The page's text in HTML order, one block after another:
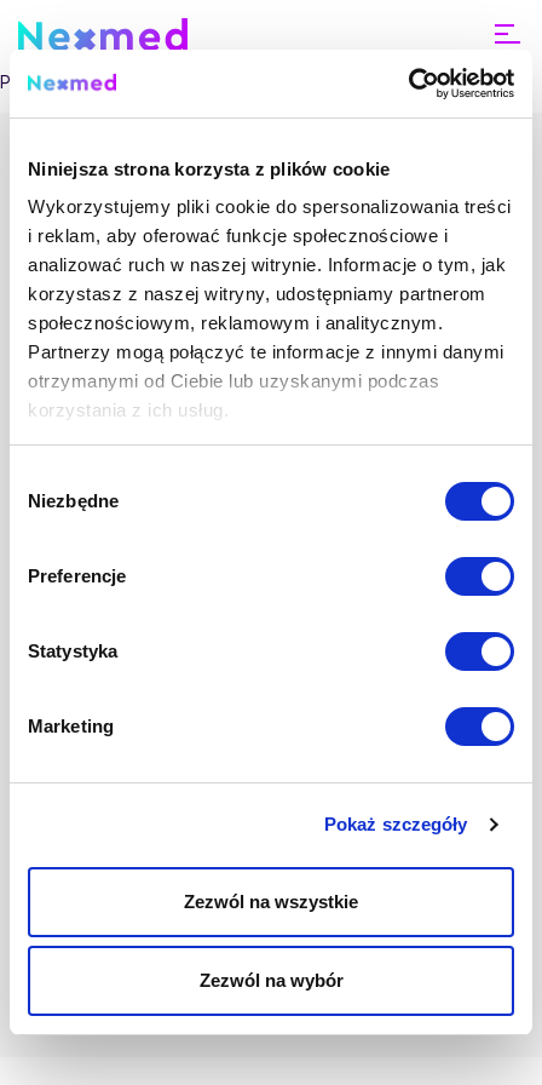
Niniejsza strona korzysta z plików cookie
Wykorzystujemy pliki cookie do spersonalizowania treści
i reklam, aby oferować funkcje społecznościowe i
analizować ruch w naszej witrynie. Informacje o tym, jak
korzystasz z naszej witryny, udostępniamy partnerom
społecznościowym, reklamowym i analitycznym.
Partnerzy mogą połączyć te informacje z innymi danymi
otrzymanymi od Ciebie lub uzyskanymi podczas
korzystania z ich usług.
zgody
Niezbędne
Preferencje
Statystyka
Marketing
Pokaż szczegóły
Zezwól na wszystkie
Zezwól na wybór
Home
Strona
testowa
–
Powinna być bez żadnych linków ani bez nawigacji
"NEXMED" Centrum Medyczne Online
Marsz. Józefa Piłsudskiego 74 lok. 320
NIP: 6941573725
REGON: 526779068
Centrum Medyczne Online jest podmiotem leczniczym
działalność leczniczą pod numerem: 000000272609.
Często zadawane pytania Blog
Designed byRECT. Studio